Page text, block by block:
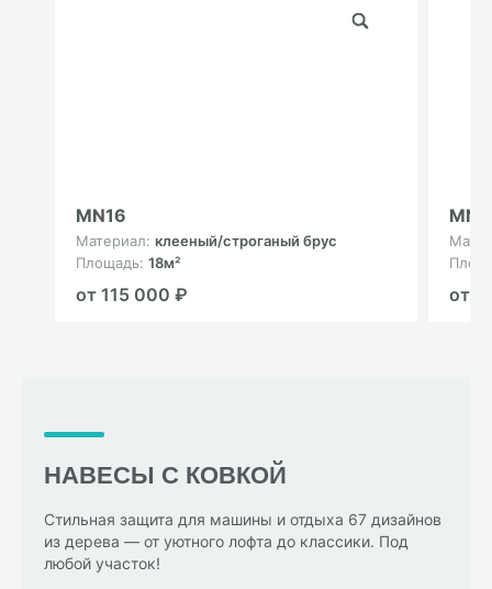
MN16
Материал: клееный/строганый брус
Площадь: 18м²
от 115 000 ₽
MN2
от
НАВЕСЫ С КОВКОЙ
Стильная защита для машины и отдыха 67 дизайнов
из дерева — от уютного лофта до классики. Под
любой участок!